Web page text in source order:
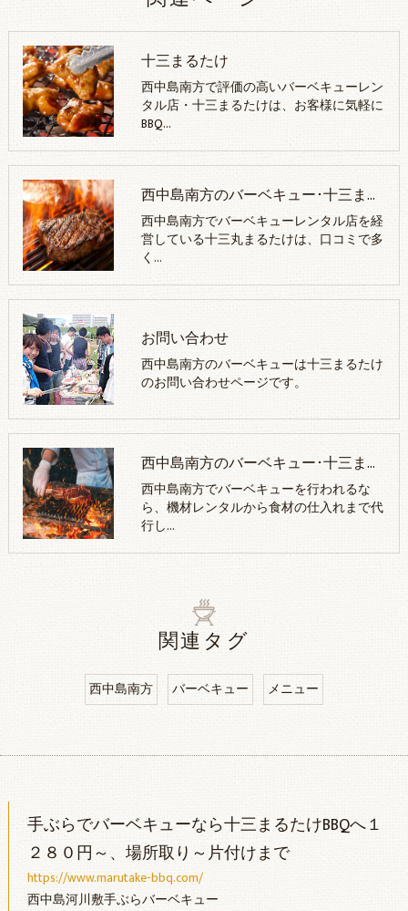
十三まるたけ
西中島南方で評価の高いバーベキューレン
タル店・十三まるたけは、お客様に気軽に
BBQ…
西中島南方のバーベキュー･十三まるたけが選ばれる理由
西中島南方でバーベキューレンタル店を経
営している十三丸まるたけは、口コミで多
く…
お問い合わせ
西中島南方のバーベキューは十三まるたけ
のお問い合わせページです。
西中島南方のバーベキュー･十三まるたけの口コミ情報
西中島南方でバーベキューを行われるな
ら、機材レンタルから食材の仕入れまで代
行し…
関連タグ
西中島南方 バーベキュー メニュー
手ぶらでバーベキューなら十三まるたけBBQへ１
２８０円～、場所取り～片付けまで
https://www.marutake-bbq.com/
西中島河川敷手ぶらバーベキュー